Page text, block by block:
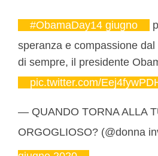
#ObamaDay14 giugno
speranza e compassione
di sempre, il presidente
pic.twitter.com/
— QUANDO TORNA ALLA
ORGOGLIOSO? (@donna